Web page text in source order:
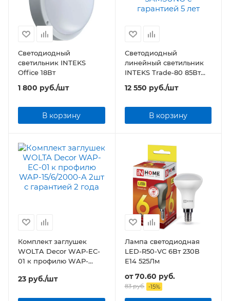
Светодиодный
светильник INTEKS
Office 18Вт
1 800 руб./шт
В корзину
Светодиодный
линейный светильник
INTEKS Trade-80 85Вт
5000К SAMSUNG
12 550 руб./шт
В корзину
Комплект заглушек
WOLTA Decor WAP-EC-
01 к профилю WAP-
23 руб./шт
Лампа светодиодная
LED-R50-VC 6Вт 230В
Е14 525Лм
от70.60 руб.
83 руб. -15%